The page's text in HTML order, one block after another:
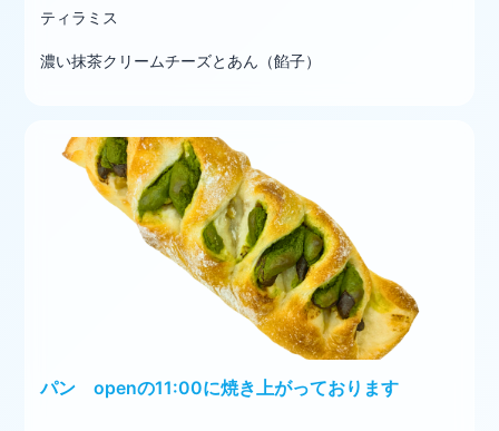
ティラミス
濃い抹茶クリームチーズとあん（餡子）
パン openの11:00に焼き上がっております